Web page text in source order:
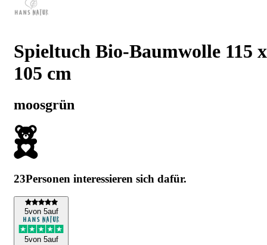
Spieltuch Bio-Baumwolle 115 x
105 cm
moosgrün
23Personen interessieren sich dafür.
5von 5auf
5von 5auf